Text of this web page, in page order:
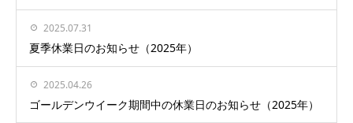
2025.07.31
夏季休業日のお知らせ（2025年）
2025.04.26
ゴールデンウイーク期間中の休業日のお知らせ（2025年）